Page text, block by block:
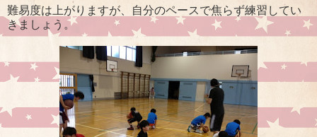
難易度は上がりますが、自分のペースで焦らず練習してい
きましょう。